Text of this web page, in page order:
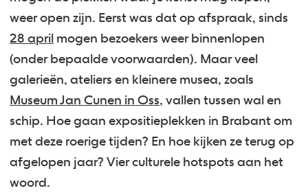
weer open zijn. Eerst was dat op afspraak, sinds
28 april mogen bezoekers weer binnenlopen
(onder bepaalde voorwaarden). Maar veel
galerieën, ateliers en kleinere musea, zoals
Museum Jan Cunen in Oss, vallen tussen wal en
schip. Hoe gaan expositieplekken in Brabant om
met deze roerige tijden? En hoe kijken ze terug op
afgelopen jaar? Vier culturele hotspots aan het
woord.